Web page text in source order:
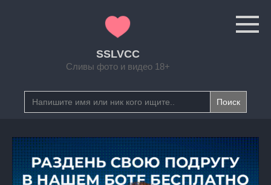
SSLVCC
Сливы фото и видео 18+
Search
for: